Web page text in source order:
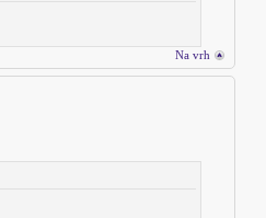
Na vrh